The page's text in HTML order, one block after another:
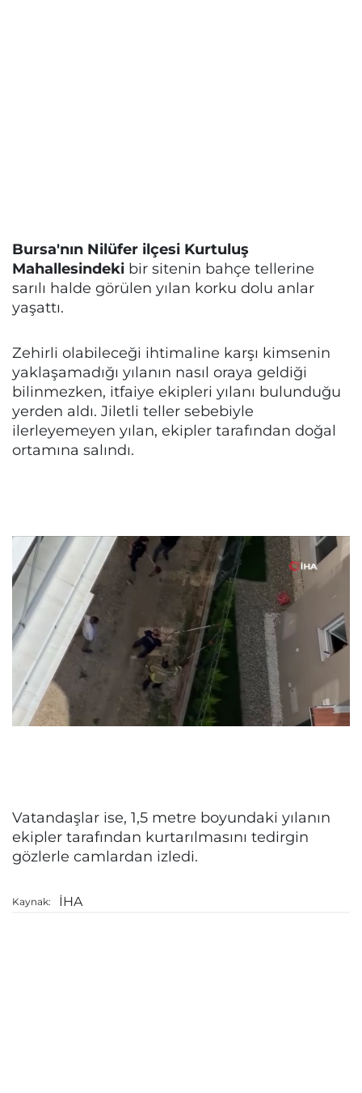
Bursa'nın Nilüfer ilçesi Kurtuluş
Mahallesindeki bir sitenin bahçe tellerine
sarılı halde görülen yılan korku dolu anlar
yaşattı.
Zehirli olabileceği ihtimaline karşı kimsenin
yaklaşamadığı yılanın nasıl oraya geldiği
bilinmezken, itfaiye ekipleri yılanı bulunduğu
yerden aldı. Jiletli teller sebebiyle
ilerleyemeyen yılan, ekipler tarafından doğal
ortamına salındı.
Vatandaşlar ise, 1,5 metre boyundaki yılanın
ekipler tarafından kurtarılmasını tedirgin
gözlerle camlardan izledi.
Kaynak: İHA